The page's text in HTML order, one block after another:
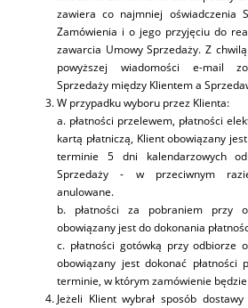
zawiera co najmniej oświadczenia
Zamówienia i o jego przyjęciu do
zawarcia Umowy Sprzedaży. Z
powyższej wiadomości e-mail
Sprzedaży między Klientem a
W przypadku wyboru przez Klienta:
a. płatności przelewem, płatności
kartą płatniczą, Klient obowiązany
terminie 5 dni kalendarzowych
Sprzedaży - w przeciwnym
anulowane.
b. płatności za pobraniem przy
obowiązany jest do dokonania
c. płatności gotówką przy odbiorze
obowiązany jest dokonać płatności
terminie, w którym zamówienie
Jeżeli Klient wybrał sposób